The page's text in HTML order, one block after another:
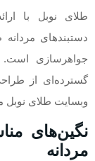
طلای نوبل با
دستبندهای مردانه
جواهرسازی است.
گسترده‌ای از
وبسایت طلای نوبل
نگین‌های
مردانه